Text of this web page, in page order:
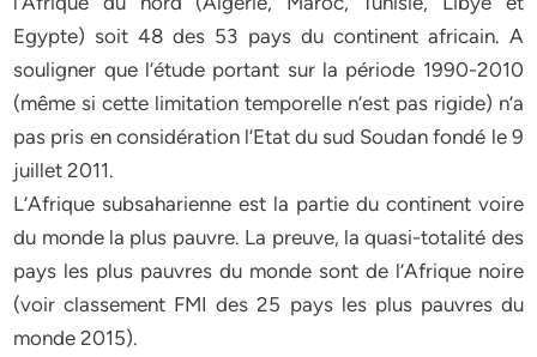
Egypte) soit 48 des 53 pays du continent africain. A
souligner que l’étude portant sur la période 1990-2010
(même si cette limitation temporelle n’est pas rigide) n’a
pas pris en considération l’Etat du sud Soudan fondé le 9
juillet 2011.
L’Afrique subsaharienne est la partie du continent voire
du monde la plus pauvre. La preuve, la quasi-totalité des
pays les plus pauvres du monde sont de l’Afrique noire
(voir classement FMI des 25 pays les plus pauvres du
monde 2015).